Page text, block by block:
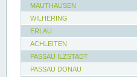
MAUTHAUSEN
WILHERING
ERLAU
ACHLEITEN
PASSAU ILZSTADT
PASSAU DONAU